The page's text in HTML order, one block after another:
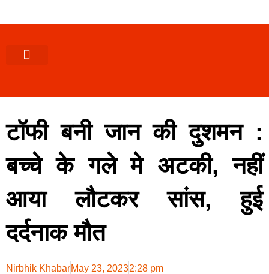
टॉफी बनी जान की दुशमन :
बच्चे के गले मे अटकी, नहीं
आया लौटकर सांस, हुई
दर्दनाक मौत
Nirbhik KhabarMay 23, 20232:28 pm